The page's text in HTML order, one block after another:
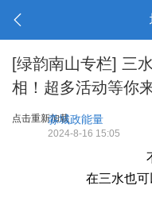
[绿韵南山专栏] 三
相！超多活动等你
点击重新加载淼城政能量
2024-8-16 15:05
在三水也